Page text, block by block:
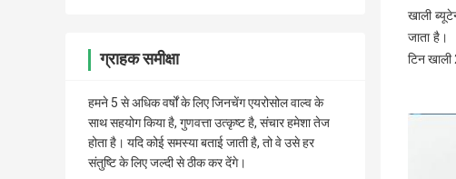
ग्राहक समीक्षा
हमने 5 से अधिक वर्षों के लिए जिनचेंग एयरोसोल वाल्व के
साथ सहयोग किया है, गुणवत्ता उत्कृष्ट है, संचार हमेशा तेज
होता है। यदि कोई समस्या बताई जाती है, तो वे उसे हर
संतुष्टि के लिए जल्दी से ठीक कर देंगे।
खाली
जाता है।
टिन खाली